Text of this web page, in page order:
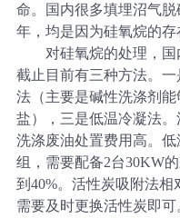
命。国内很多填埋沼气
年，均是因为硅氧烷的存
对硅氧烷的处理，国
截止目前有三种方法。
法（主要是碱性洗涤剂
盐），三是低温冷凝法。
洗涤废油处置费用高。
组，需要配备2台30KW
到40%。活性炭吸附法
需要及时更换活性炭即